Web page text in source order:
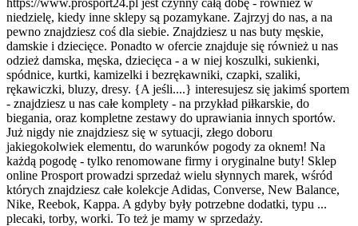
niedzielę, kiedy inne sklepy są pozamykane. Zajrzyj do nas, a na
pewno znajdziesz coś dla siebie. Znajdziesz u nas buty męskie,
damskie i dziecięce. Ponadto w ofercie znajduje się również u nas
odzież damska, męska, dziecięca - a w niej koszulki, sukienki,
spódnice, kurtki, kamizelki i bezrękawniki, czapki, szaliki,
rękawiczki, bluzy, dresy. {A jeśli....} interesujesz się jakimś sportem
- znajdziesz u nas całe komplety - na przykład piłkarskie, do
biegania, oraz kompletne zestawy do uprawiania innych sportów.
Już nigdy nie znajdziesz się w sytuacji, złego doboru
jakiegokolwiek elementu, do warunków pogody za oknem! Na
każdą pogodę - tylko renomowane firmy i oryginalne buty! Sklep
online Prosport prowadzi sprzedaż wielu słynnych marek, wśród
których znajdziesz całe kolekcje Adidas, Converse, New Balance,
Nike, Reebok, Kappa. A gdyby były potrzebne dodatki, typu ...
plecaki, torby, worki. To też je mamy w sprzedaży.